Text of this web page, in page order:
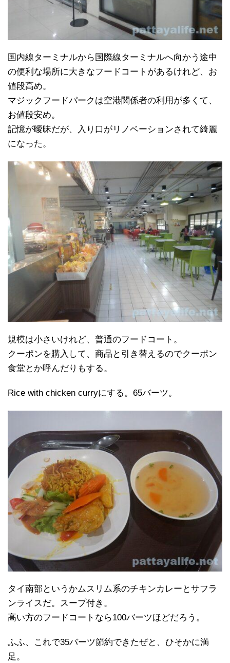
国内線ターミナルから国際線ターミナルへ向かう途中
の便利な場所に大きなフードコートがあるけれど、お
値段高め。
マジックフードパークは空港関係者の利用が多くて、
お値段安め。
記憶が曖昧だが、入り口がリノベーションされて綺麗
になった。
規模は小さいけれど、普通のフードコート。
クーポンを購入して、商品と引き替えるのでクーポン
食堂とか呼んだりもする。
Rice with chicken curryにする。65バーツ。
タイ南部というかムスリム系のチキンカレーとサフラ
ンライスだ。スープ付き。
高い方のフードコートなら100バーツほどだろう。
ふふ、これで35バーツ節約できたぜと、ひそかに満
足。